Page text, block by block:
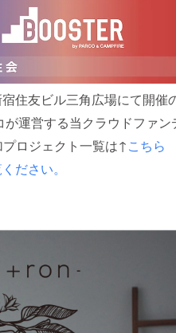
住友ビル三角広場にて開催
が運営する当クラウドファン
ロジェクト一覧は↑こちら
ださい。